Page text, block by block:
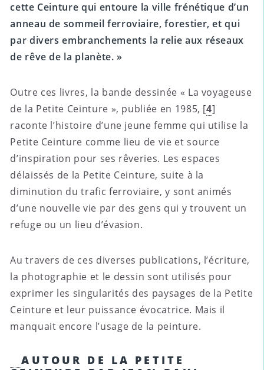
cette Ceinture qui entoure la ville frénétique d’un
anneau de sommeil ferroviaire, forestier, et qui
par divers embranchements la relie aux réseaux
de rêve de la planète. »
Outre ces livres, la bande dessinée « La voyageuse
de la Petite Ceinture », publiée en 1985, [4]
raconte l’histoire d’une jeune femme qui utilise la
Petite Ceinture comme lieu de vie et source
d’inspiration pour ses rêveries. Les espaces
délaissés de la Petite Ceinture, suite à la
diminution du trafic ferroviaire, y sont animés
d’une nouvelle vie par des gens qui y trouvent un
refuge ou un lieu d’évasion.
Au travers de ces diverses publications, l’écriture,
la photographie et le dessin sont utilisés pour
exprimer les singularités des paysages de la Petite
Ceinture et leur puissance évocatrice. Mais il
manquait encore l’usage de la peinture.
AUTOUR DE LA PETITE